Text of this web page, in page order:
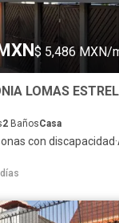
$ 5,486 MXN/
2 BañosCasa
con discapacidad·